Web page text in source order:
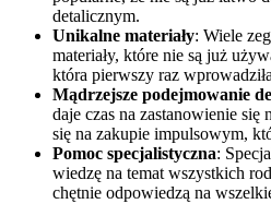
detalicznym.
Unikalne materiały: Wiele
materiały, które nie są już
która pierwszy raz
Mądrzejsze podejmowanie
daje czas na zastanowienie
się na zakupie impulsowym,
Pomoc specjalistyczna:
wiedzę na temat wszystkich
chętnie odpowiedzą na